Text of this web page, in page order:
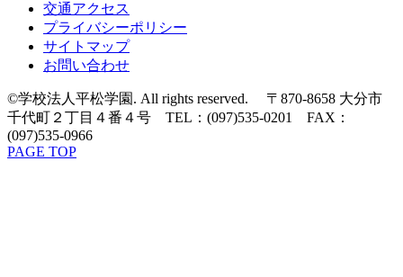
交通アクセス
プライバシーポリシー
サイトマップ
お問い合わせ
©学校法人平松学園. All rights reserved. 〒870-8658 大分市
千代町２丁目４番４号 TEL：(097)535-0201 FAX：
(097)535-0966
PAGE TOP